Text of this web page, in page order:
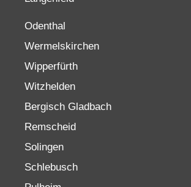
Odenthal
Wermelskirchen
Wipperfürth
Witzhelden
Bergisch Gladbach
Remscheid
Solingen
Schlebusch